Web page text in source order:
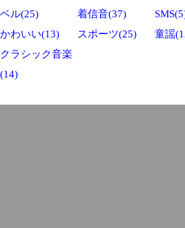
ベル(25)
着信音(37)
かわいい(13)
スポーツ(25) 童謡
クラシック音楽
(14)